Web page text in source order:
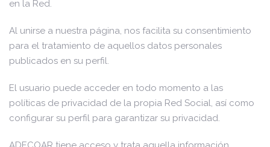
en la Red.
Al unirse a nuestra página, nos facilita su consentimiento
para el tratamiento de aquellos datos personales
publicados en su perfil.
El usuario puede acceder en todo momento a las
políticas de privacidad de la propia Red Social, así como
configurar su perfil para garantizar su privacidad.